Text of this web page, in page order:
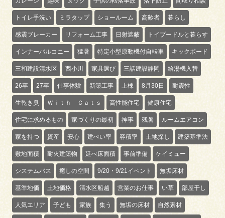
トイレ手洗い ミラタップ ショールーム 高齢者 暮らし
感震ブレーカー リフォーム工事 日射遮蔽 トイプードルと暮らす
インナーバルコニー 猛暑 特定小型原動機付自転車 キックボード
三和建設清水区 西小川 家具選び 三話建設静岡 給湯機入替
26卒 27卒 仕事体験 新築工事 上棟 8月30日 耐震性
生乾き臭 Ｗｉｔｈ Ｃａｔｓ 高性能住宅 健康住宅
住宅に求めるもの 家づくりの最初 神事 残暑 ルームエアコン
家を持つ 資産 安心 建ぺい率 容積率 土地探し 建築基準法
敷地面積 耐火建築物 延べ床面積 事前準備 ケイミュー
システムバス 癒しの空間 9/20・9/21イベント 無垢床材
基準地価 土地価格 清水区船越 営業のお仕事 い草 部屋干し
人気エリア 子ども 家族 集う 無垢の床材 自然素材